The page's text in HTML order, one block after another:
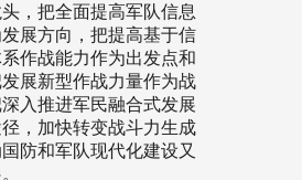
，把全面提高军队信息
展方向，把提高基于信
作战能力作为出发点和
展新型作战力量作为战
入推进军民融合式发展
，加快转变战斗力生成
防和军队现代化建设又